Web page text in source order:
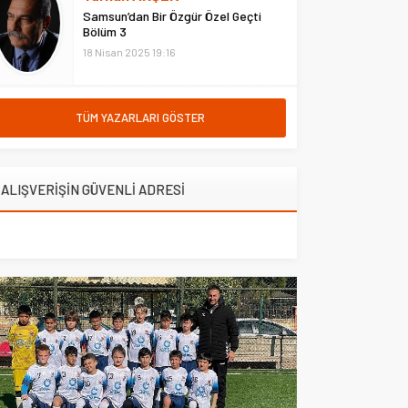
Kasrı’nda düzenlenen programa,
Türkiye Yeşilay Cemiyeti...
Samsun’dan Bir Özgür Özel Geçti
Bölüm 3
18 Nisan 2025 19:16
TÜM YAZARLARI GÖSTER
ALIŞVERİŞİN GÜVENLİ ADRESİ